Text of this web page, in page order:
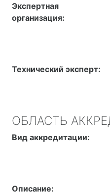
Экспертная
организация:
Технический эксперт:
ОБЛАСТЬ
Вид аккредитации:
Описание: